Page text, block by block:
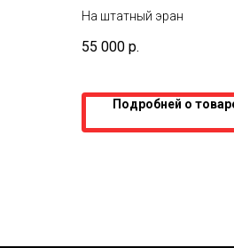
На штатный эран
55 000 р.
Подробней о